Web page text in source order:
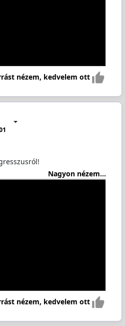
nézem, kedvelem ott
Nagyon nézem...
nézem, kedvelem ott